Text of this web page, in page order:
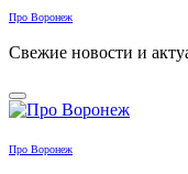
Про Воронеж
Свежие новости и
Про Воронеж